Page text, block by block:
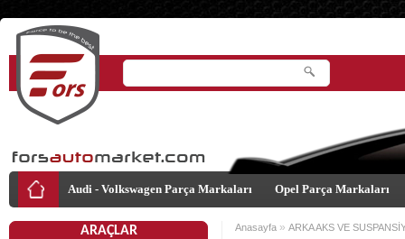
Audi - Volkswagen Parça Markaları Opel Parça Markaları
ARAÇLAR Anasayfa » ARKA AKS VE